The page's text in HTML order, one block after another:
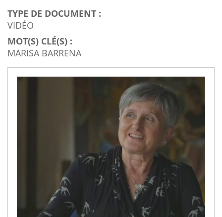
TYPE DE DOCUMENT :
VIDÉO
MOT(S) CLÉ(S) :
MARISA BARRENA